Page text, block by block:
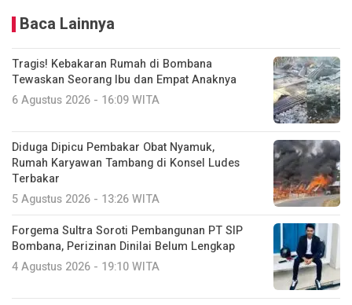
Baca Lainnya
Tragis! Kebakaran Rumah di Bombana
Tewaskan Seorang Ibu dan Empat Anaknya
6 Agustus 2026 - 16:09 WITA
Diduga Dipicu Pembakar Obat Nyamuk,
Rumah Karyawan Tambang di Konsel Ludes
Terbakar
5 Agustus 2026 - 13:26 WITA
Forgema Sultra Soroti Pembangunan PT SIP
Bombana, Perizinan Dinilai Belum Lengkap
4 Agustus 2026 - 19:10 WITA